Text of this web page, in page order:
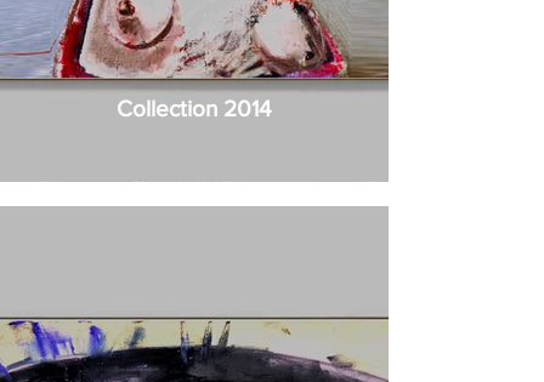
Collection 2014